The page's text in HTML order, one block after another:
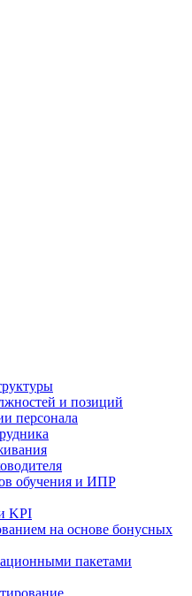
и позиций
персонала
обучения и ИПР
KPI
на основе бонусных
пакетами